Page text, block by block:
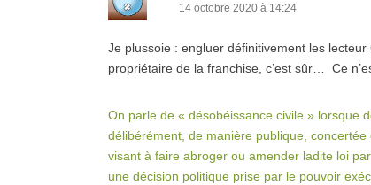
14 octobre 2020 à 14:24
Je plussoie : engluer définitivement les
propriétaire de la franchise, c’est sûr… Ce
On parle de « désobéissance civile » lorsque
délibérément, de manière publique,
visant à faire abroger ou amender ladite loi
une décision politique prise par le pouvoir